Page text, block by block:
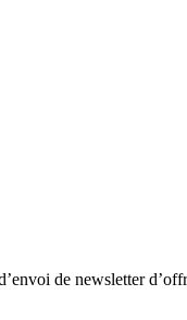
de newsletter